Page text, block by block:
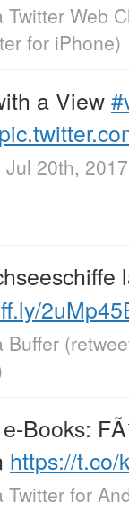
Twitter Web
for iPhone)
a View
Jul 20th, 2017
Buffer
Books:
https://t.co/
Twitter for